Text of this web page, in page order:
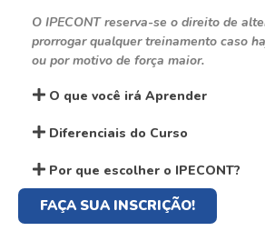
O IPECONT reserva-se o direito de
prorrogar qualquer treinamento caso
ou por motivo de força maior.
O que você irá Aprender
Diferenciais do Curso
Por que escolher o IPECONT?
FAÇA SUA INSCRIÇÃO!